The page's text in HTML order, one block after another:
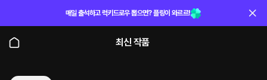
매일 출석하고 럭키드로우 뽑으면? 플링이 와르르!
최신 작품